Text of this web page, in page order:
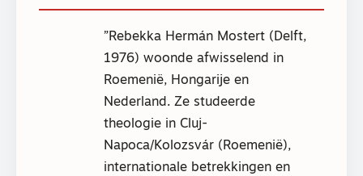
Rebekka Hermán Mostert (Delft,
1976) woonde afwisselend in
Roemenië, Hongarije en
Nederland. Ze studeerde
theologie in Cluj-
Napoca/Kolozsvár (Roemenië),
internationale betrekkingen en